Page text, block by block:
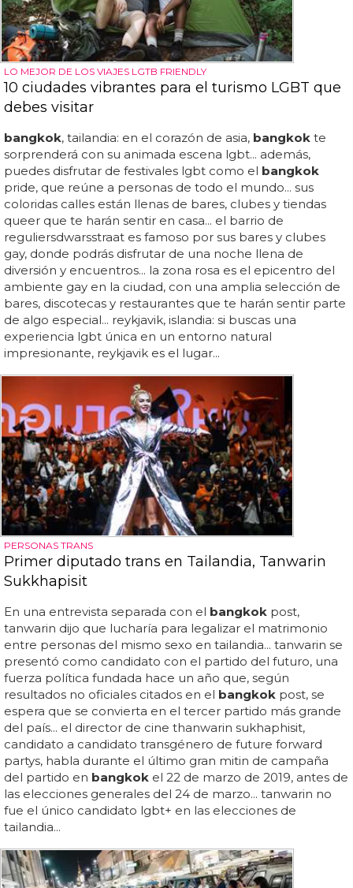
LO MEJOR DE LOS VIAJES LGTB FRIENDLY
10 ciudades vibrantes para el turismo LGBT que
debes visitar
bangkok, tailandia: en el corazón de asia, bangkok te
sorprenderá con su animada escena lgbt... además,
puedes disfrutar de festivales lgbt como el bangkok
pride, que reúne a personas de todo el mundo... sus
coloridas calles están llenas de bares, clubes y tiendas
queer que te harán sentir en casa... el barrio de
reguliersdwarsstraat es famoso por sus bares y clubes
gay, donde podrás disfrutar de una noche llena de
diversión y encuentros... la zona rosa es el epicentro del
ambiente gay en la ciudad, con una amplia selección de
bares, discotecas y restaurantes que te harán sentir parte
de algo especial... reykjavik, islandia: si buscas una
experiencia lgbt única en un entorno natural
impresionante, reykjavik es el lugar...
PERSONAS TRANS
Primer diputado trans en Tailandia, Tanwarin
Sukkhapisit
En una entrevista separada con el bangkok post,
tanwarin dijo que lucharía para legalizar el matrimonio
entre personas del mismo sexo en tailandia... tanwarin se
presentó como candidato con el partido del futuro, una
fuerza política fundada hace un año que, según
resultados no oficiales citados en el bangkok post, se
espera que se convierta en el tercer partido más grande
del país... el director de cine thanwarin sukhaphisit,
candidato a candidato transgénero de future forward
partys, habla durante el último gran mitin de campaña
del partido en bangkok el 22 de marzo de 2019, antes de
las elecciones generales del 24 de marzo... tanwarin no
fue el único candidato lgbt+ en las elecciones de
tailandia...